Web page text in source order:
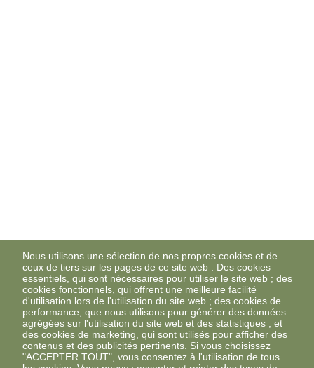
Nous utilisons une sélection de nos propres cookies et de
ceux de tiers sur les pages de ce site web : Des cookies
essentiels, qui sont nécessaires pour utiliser le site web ; des
cookies fonctionnels, qui offrent une meilleure facilité
d'utilisation lors de l'utilisation du site web ; des cookies de
performance, que nous utilisons pour générer des données
agrégées sur l'utilisation du site web et des statistiques ; et
des cookies de marketing, qui sont utilisés pour afficher des
contenus et des publicités pertinents. Si vous choisissez
"ACCEPTER TOUT", vous consentez à l'utilisation de tous